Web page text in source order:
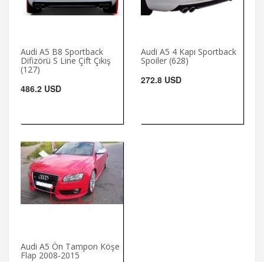
Audi A5 B8 Sportback
Difizörü S Line Çift Çıkış
(127)
486.2 USD
Audi A5 4 Kapı Sportback
Spoiler (628)
272.8 USD
Audi A5 Ön Tampon Köşe
Flap 2008-2015